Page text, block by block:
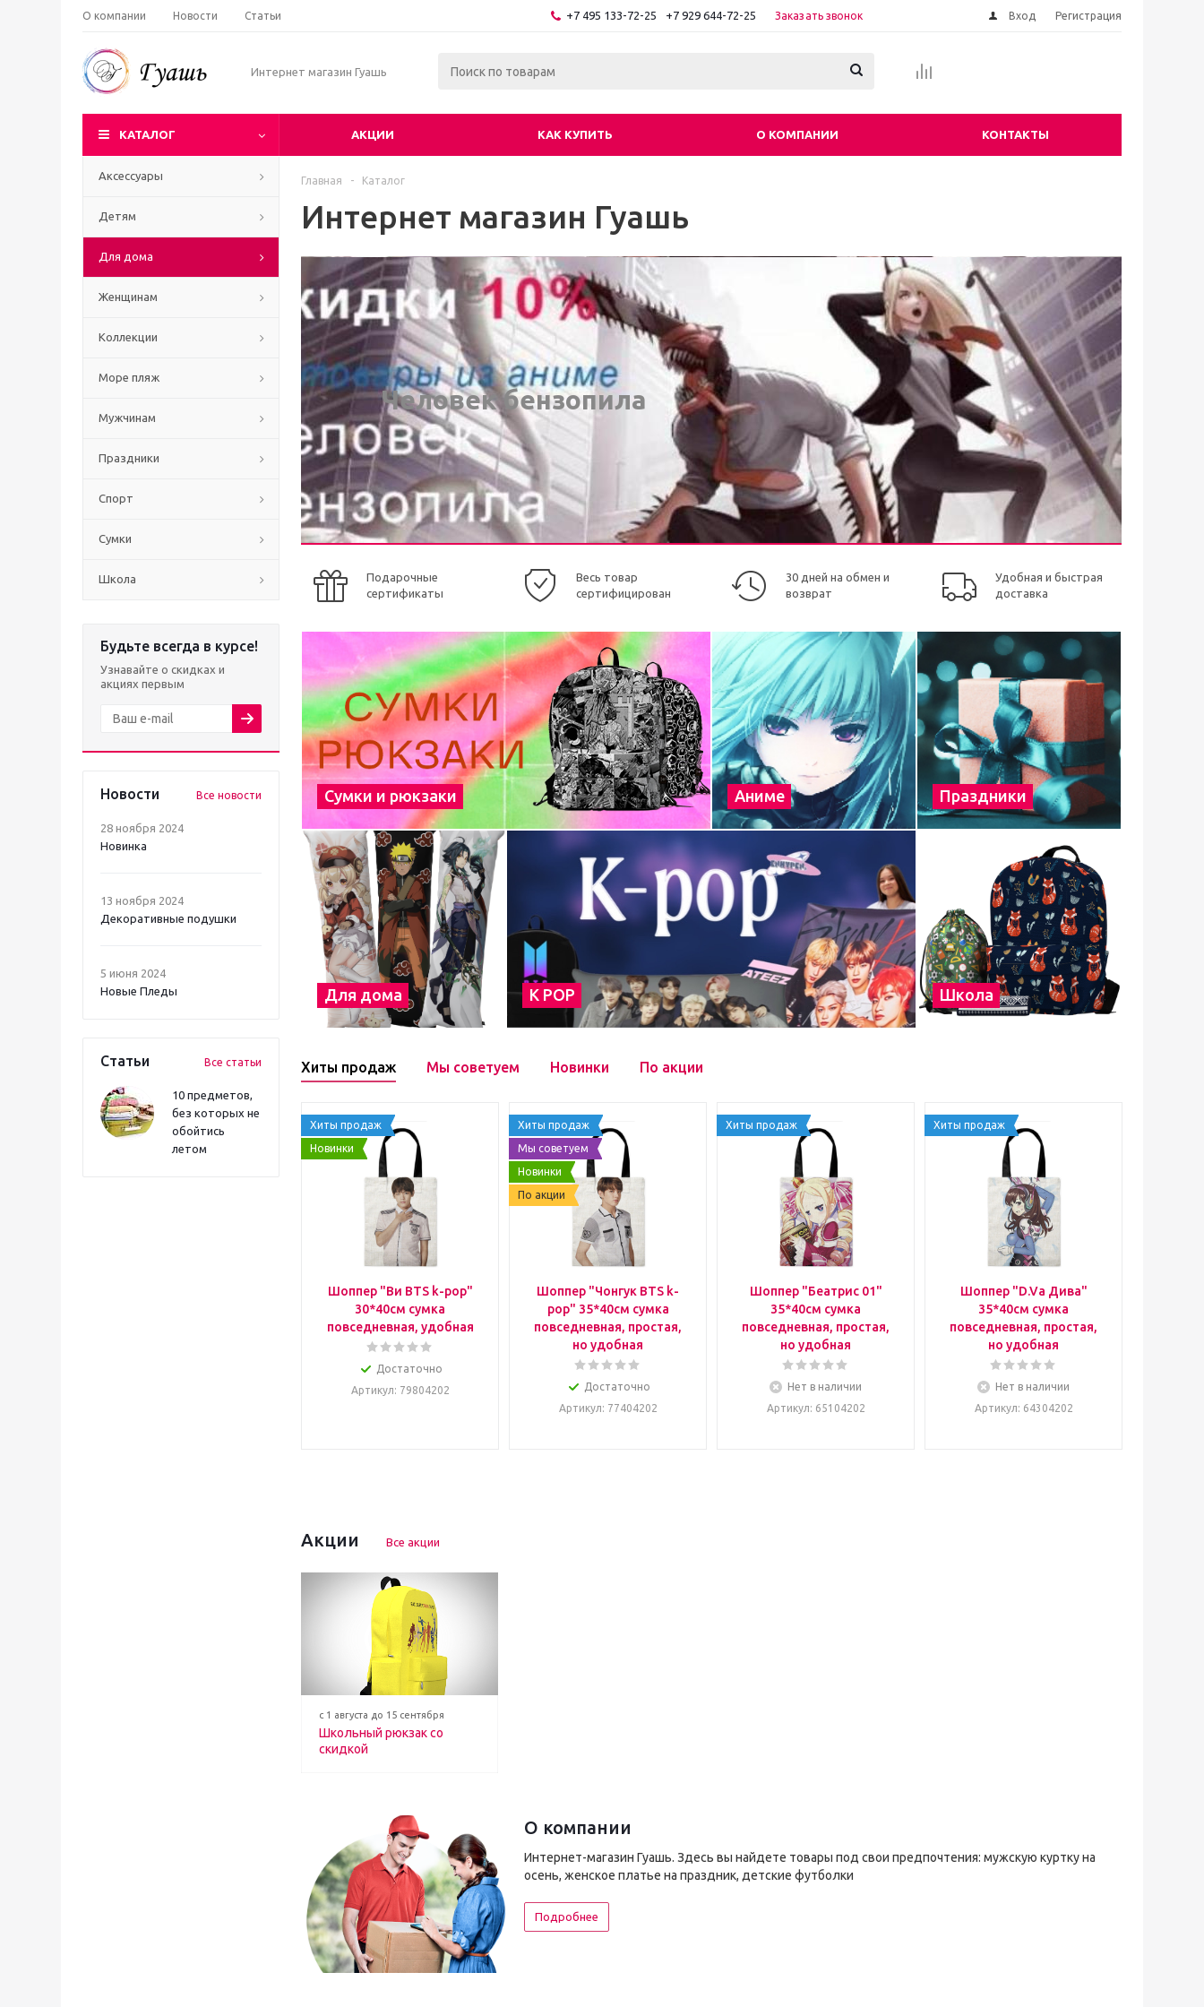
О компании Новости Статьи +7 495 133-72-25 +7 929 644-72-25 Заказать звонок Вход Регистрация
Интернет магазин Гуашь
КАТАЛОГ АКЦИИ КАК КУПИТЬ О КОМПАНИИ КОНТАКТЫ
Аксессуары
Детям
Для дома
Женщинам
Коллекции
Море пляж
Мужчинам
Праздники
Спорт
Сумки
Школа
Будьте всегда в курсе!
Узнавайте о скидках и
акциях первым
Новости Все новости
28 ноября 2024
Новинка
13 ноября 2024
Декоративные подушки
5 июня 2024
Новые Пледы
Статьи Все статьи
10 предметов,
без которых не
обойтись
летом
Главная - Каталог
Интернет магазин Гуашь
Человек бензопила
Подарочные
сертификаты
Весь товар
сертифицирован
30 дней на обмен и
возврат
Удобная и быстрая
доставка
Сумки и рюкзаки Аниме Праздники
Для дома К POP Школа
Хиты продаж Мы советуем Новинки По акции
Хиты продаж
Новинки
Шоппер "Ви BTS k-pop"
30*40см сумка
повседневная, удобная
Достаточно
Артикул: 79804202
Хиты продаж
Мы советуем
Новинки
По акции
Шоппер "Чонгук BTS k-
pop" 35*40см сумка
повседневная, простая,
но удобная
Достаточно
Артикул: 77404202
Хиты продаж
Шоппер "Беатрис 01"
35*40см сумка
повседневная, простая,
но удобная
Нет в наличии
Артикул: 65104202
Хиты продаж
Шоппер "D.Va Дива"
35*40см сумка
повседневная, простая,
но удобная
Нет в наличии
Артикул: 64304202
Акции Все акции
с 1 августа до 15 сентября
Школьный рюкзак со
скидкой
О компании
Интернет-магазин Гуашь. Здесь вы найдете товары под свои предпочтения: мужскую куртку на
осень, женское платье на праздник, детские футболки
Подробнее